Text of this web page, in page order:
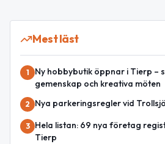
Mest läst
1
Ny hobbybutik öppnar i Tierp –
gemenskap och kreativa möten
2 Nya parkeringsregler vid
3
Hela listan: 69 nya företag
Tierp